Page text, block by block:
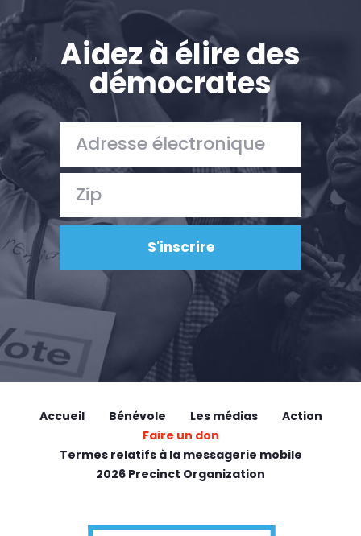
Aidez à élire des
démocrates
Accueil Bénévole Les médias
Action
Faire un don
Termes relatifs à la messagerie mobile
2026 Precinct Organization